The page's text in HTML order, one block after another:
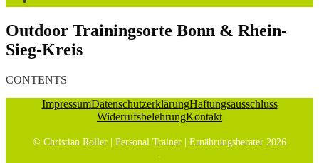
Outdoor Trainingsorte Bonn & Rhein-
Sieg-Kreis
CONTENTS
ImpressumDatenschutzerklärungHaftungsausschluss
WiderrufsbelehrungKontakt
© Christian Roller | Personal Trainer | Ernährungsberater 2026